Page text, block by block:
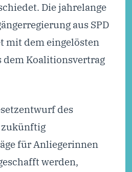
Die jahrelange
aus SPD
mit dem eingelösten
dem Koalitionsvertrag
des
zukünftig
für Anliegerinnen
werden,